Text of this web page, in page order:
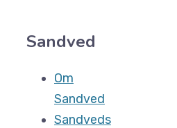
Sandved
Om
Sandved
Sandveds